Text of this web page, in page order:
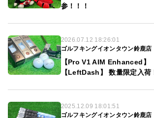
参！！！
2026.07.12 18:26:01
ゴルフキングイオンタウン鈴鹿店
【Pro V1 AIM Enhanced】
【LeftDash】 数量限定入荷
2025.12.09 18:01:51
ゴルフキングイオンタウン鈴鹿店